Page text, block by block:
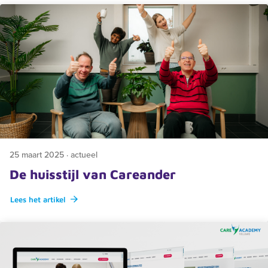
25 maart 2025 · actueel
De huisstijl van Careander
Lees het artikel
Zoeken
Recente zoekopdrachten: Vacatures Werken bij